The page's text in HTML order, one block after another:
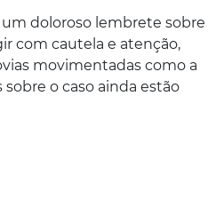
doloroso lembrete sobre
com cautela e atenção,
movimentadas como a
sobre o caso ainda estão